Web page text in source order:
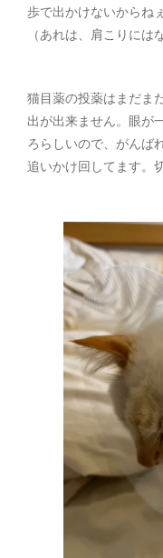
歩で出かけないからねぇ
（あれは、肩こりには
猫目薬の投薬はまだま
出が出来ません。眼が
ろらしいので、がんば
追いかけ回してます。